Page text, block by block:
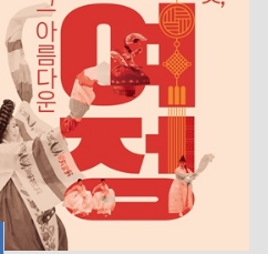
시
군
산